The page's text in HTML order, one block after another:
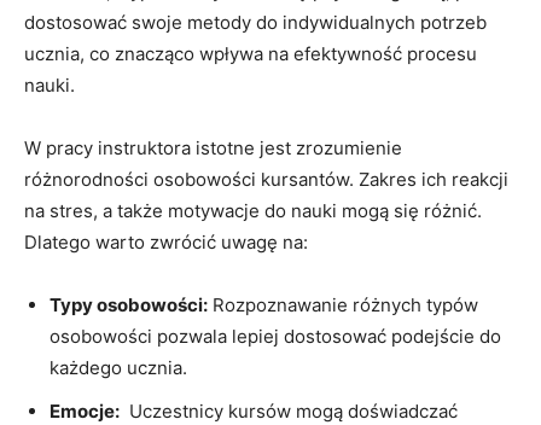
dostosować swoje metody ⁤do⁣ indywidualnych potrzeb
ucznia, co znacząco‍ wpływa ‍na efektywność ‍procesu
nauki.
W pracy instruktora istotne jest zrozumienie
różnorodności osobowości kursantów. Zakres ich reakcji
na stres, a⁢ także⁢ motywacje‍ do nauki⁢ mogą się różnić.⁣
Dlatego warto zwrócić uwagę na:
Typy ⁣osobowości: Rozpoznawanie różnych typów
‍osobowości pozwala lepiej dostosować⁢ podejście do
każdego ucznia.
Emocje: ‍ Uczestnicy ⁤kursów mogą doświadczać